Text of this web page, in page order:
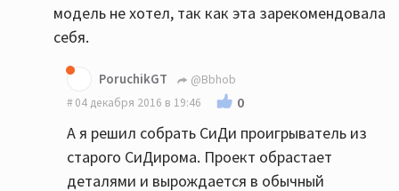
модель не хотел, так как эта зарекомендовала
себя.
PoruchikGT
@Bbhob
04 декабря 2016 в 19:46
0
А я решил собрать СиДи проигрыватель из
старого СиДирома. Проект обрастает
деталями и вырождается в обычный